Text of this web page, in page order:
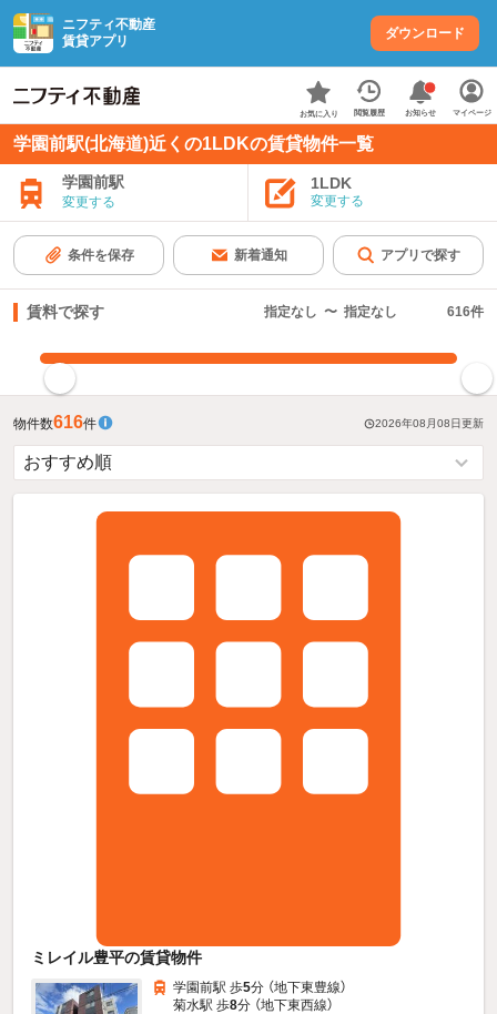
ニフティ不動産
賃貸アプリ
ダウンロード
お気に入り 閲覧履歴 お知らせ マイページ
学園前駅(北海道)近くの1LDKの賃貸物件一覧
学園前駅
変更する
1LDK
変更する
条件を保存 新着通知 アプリで探す
賃料で探す 指定なし 〜 指定なし 616件
物件数616件 2026年08月08日更新
ミレイル豊平の賃貸物件
学園前駅 歩5分 （地下東豊線）
菊水駅 歩8分 （地下東西線）